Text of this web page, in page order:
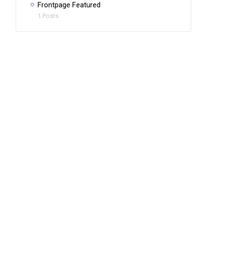
Frontpage Featured
1 Posts